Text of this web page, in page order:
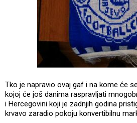
Tko je napravio ovaj gaf i na kome će
kojoj će još danima raspravljati
i Hercegovini koji je zadnjih godina
krvavo zaradio pokoju konvertibilnu